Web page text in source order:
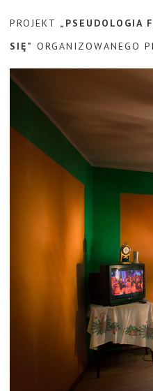
PROJEKT „PSEUDOLOGIA
SIĘ” ORGANIZOWANEGO